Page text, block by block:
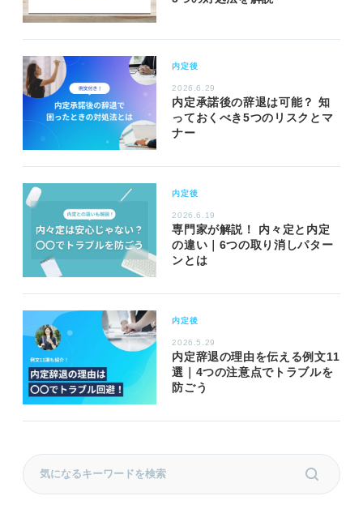
内定後
2026.6.29
内定承諾後の辞退は可能？ 知
っておくべき5つのリスクとマ
ナー
内定後
2026.6.19
専門家が解説！ 内々定と内定
の違い｜6つの取り消しパター
ンとは
内定後
2026.5.29
内定辞退の理由を伝える例文11
選｜4つの注意点でトラブルを
防ごう